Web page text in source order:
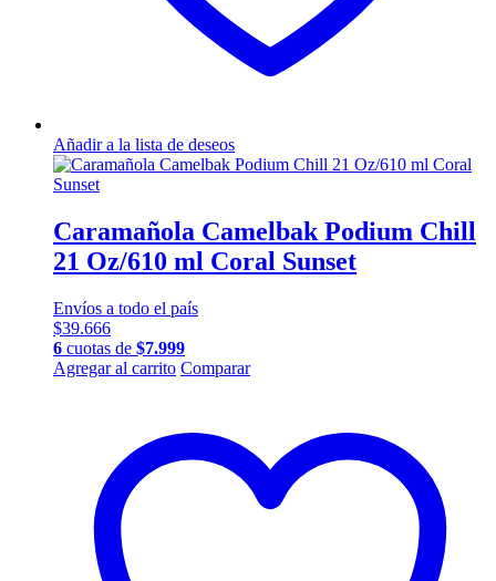
Añadir a la lista de deseos
Caramañola Camelbak Podium Chill
21 Oz/610 ml Coral Sunset
Envíos a todo el país
$39.666
6 cuotas de $7.999
Agregar al carrito Comparar